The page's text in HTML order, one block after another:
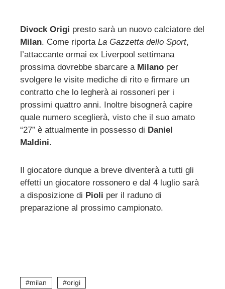
Divock Origi presto sarà un nuovo calciatore del
Milan. Come riporta La Gazzetta dello Sport,
l’attaccante ormai ex Liverpool settimana
prossima dovrebbe sbarcare a Milano per
svolgere le visite mediche di rito e firmare un
contratto che lo legherà ai rossoneri per i
prossimi quattro anni. Inoltre bisognerà capire
quale numero sceglierà, visto che il suo amato
“27” è attualmente in possesso di Daniel
Maldini.
Il giocatore dunque a breve diventerà a tutti gli
effetti un giocatore rossonero e dal 4 luglio sarà
a disposizione di Pioli per il raduno di
preparazione al prossimo campionato.
milan origi